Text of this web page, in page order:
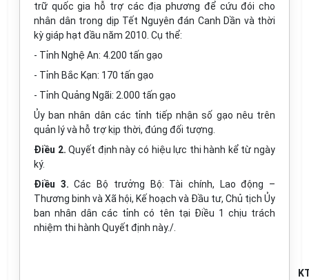
trữ quốc gia hỗ trợ các địa phương để cứu đói cho
nhân dân trong dịp Tết Nguyên đán Canh Dần và thời
kỳ giáp hạt đầu năm 2010. Cụ thể:
- Tỉnh Nghệ An: 4.200 tấn gạo
- Tỉnh Bắc Kạn: 170 tấn gạo
- Tỉnh Quảng Ngãi: 2.000 tấn gạo
Ủy ban nhân dân các tỉnh tiếp nhận số gạo nêu trên
quản lý và hỗ trợ kịp thời, đúng đối tượng.
Điều 2.Quyết định này có hiệu lực thi hành kể từ ngày
ký.
Điều 3.Các Bộ trưởng Bộ: Tài chính, Lao động –
Thương binh và Xã hội, Kế hoạch và Đầu tư, Chủ tịch Ủy
ban nhân dân các tỉnh có tên tại Điều 1 chịu trách
nhiệm thi hành Quyết định này./.